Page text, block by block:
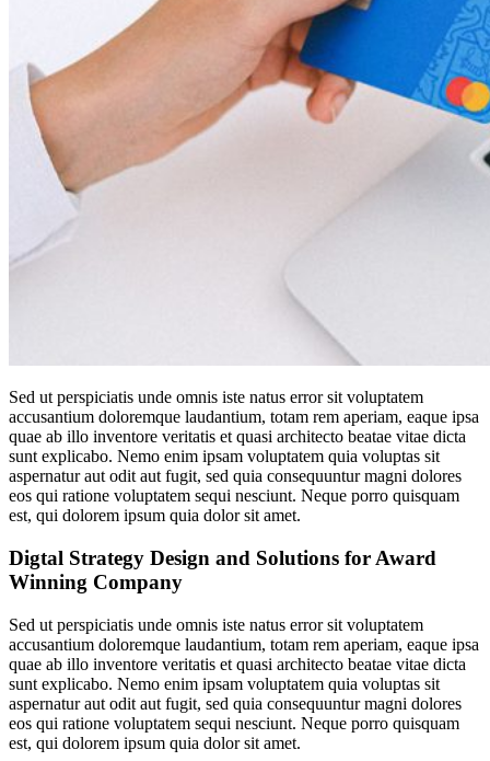
Sed ut perspiciatis unde omnis iste natus error sit voluptatem
accusantium doloremque laudantium, totam rem aperiam, eaque ipsa
quae ab illo inventore veritatis et quasi architecto beatae vitae dicta
sunt explicabo. Nemo enim ipsam voluptatem quia voluptas sit
aspernatur aut odit aut fugit, sed quia consequuntur magni dolores
eos qui ratione voluptatem sequi nesciunt. Neque porro quisquam
est, qui dolorem ipsum quia dolor sit amet.
Digtal Strategy Design and Solutions for Award
Winning Company
Sed ut perspiciatis unde omnis iste natus error sit voluptatem
accusantium doloremque laudantium, totam rem aperiam, eaque ipsa
quae ab illo inventore veritatis et quasi architecto beatae vitae dicta
sunt explicabo. Nemo enim ipsam voluptatem quia voluptas sit
aspernatur aut odit aut fugit, sed quia consequuntur magni dolores
eos qui ratione voluptatem sequi nesciunt. Neque porro quisquam
est, qui dolorem ipsum quia dolor sit amet.